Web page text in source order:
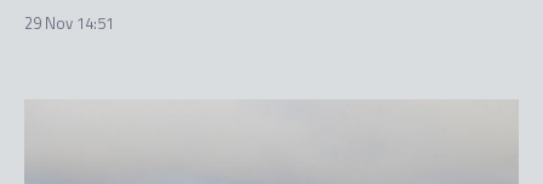
29 Nov 14:51